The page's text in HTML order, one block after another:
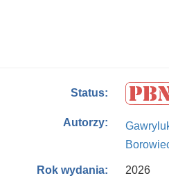
Status:
Autorzy:
Rok wydania: 2026